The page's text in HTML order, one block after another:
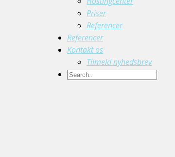
Priser
Referencer
Referencer
Kontakt os
Tilmeld nyhedsbrev